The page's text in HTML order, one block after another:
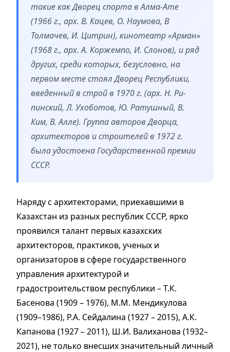
такие как Дворец спорта в Алма-Ате
(1966 г., арх. В. Кацев, О. Наумова, В
Толмачев, И. Цитрин), кинотеатр «Арман»
(1968 г., арх. А. Коржемпо, И. Слонов), и ряд
других, среди которых, безусловно, на
первом месте стоял Дворец Республики,
введенный в строй в 1970 г. (арх. Н. Ри-
пинский, Л. Ухоботов, Ю. Ратушный, В.
Ким, В. Алле). Группа авторов Дворца,
архитекторов и строителей в 1972 г.
была удостоена Государственной премии
СССР.
Наряду с архитекторами, приехавшими в
Казахстан из разных республик СССР, ярко
проявился талант первых казахских
архитекторов, практиков, ученых и
организаторов в сфере государственного
управления архитектурой и
градостроительством республики – Т.К.
Басенова (1909 – 1976), М.М. Мендикулова
(1909–1986), Р.А. Сейдалина (1927 – 2015), А.К.
Капанова (1927 – 2011), Ш.И. Валиханова (1932–
2021), не только внесших значительный личный